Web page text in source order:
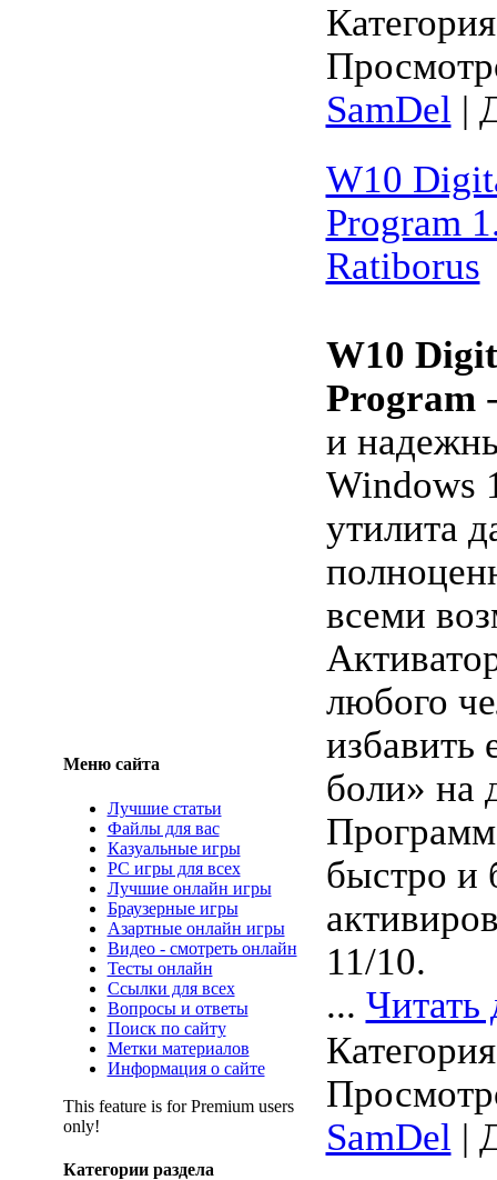
Меню сайта
Лучшие статьи
Файлы для вас
Казуальные игры
PC игры для всех
Лучшие онлайн игры
Браузерные игры
Азартные онлайн игры
Видео - смотреть онлайн
Тесты онлайн
Ссылки для всех
Вопросы и ответы
Поиск по сайту
Метки материалов
Информация о сайте
This feature is for Premium users
only!
Категории раздела
SamDel |
W10
Program
Ratiborus
W10
Program-
и
Windows
утилита
всеми
любого
избавить
боли» на
быстро и
11/10.
... Читать
SamDel |